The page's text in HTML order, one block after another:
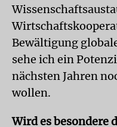
Bewältigung
sehe ich ein
nächsten Jahren
wollen.
Wird es besondere